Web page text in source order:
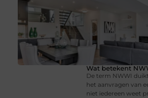
Wat betekent
De term NWWI
het aanvragen van
niet iedereen weet